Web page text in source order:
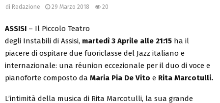
di Redazione 29 Marzo 2018 20
ASSISI – Il Piccolo Teatro
degli Instabili di Assisi, martedì 3 Aprile alle 21:15 ha il
piacere di ospitare due fuoriclasse del Jazz italiano e
internazionale: una réunion eccezionale per il duo di voce e
pianoforte composto da Maria Pia De Vito e Rita Marcotulli.
L’intimità della musica di Rita Marcotulli, la sua grande